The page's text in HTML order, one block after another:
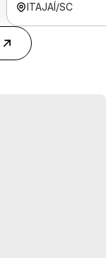
ITAJAÍ/SC